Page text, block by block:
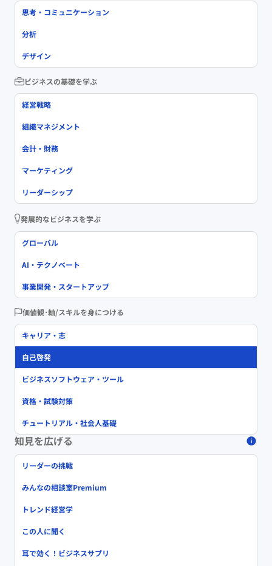
思考・コミュニケーション
分析
デザイン
ビジネスの基礎を学ぶ
経営戦略
組織マネジメント
会計・財務
マーケティング
リーダーシップ
発展的なビジネスを学ぶ
グローバル
AI・テクノベート
事業開発・スタートアップ
価値観･軸/スキルを身につける
キャリア・志
自己啓発
ビジネスソフトウェア・ツール
資格・試験対策
チュートリアル・社会人基礎
知見を広げる
リーダーの挑戦
みんなの相談室Premium
トレンド経営学
この人に聞く
耳で効く！ビジネスサプリ